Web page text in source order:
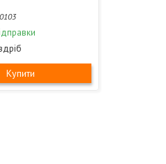
Купити